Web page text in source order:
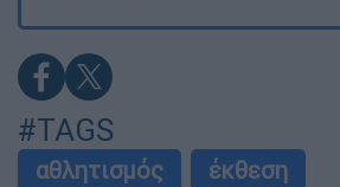
#TAGS
αθλητισμός
έκθεση